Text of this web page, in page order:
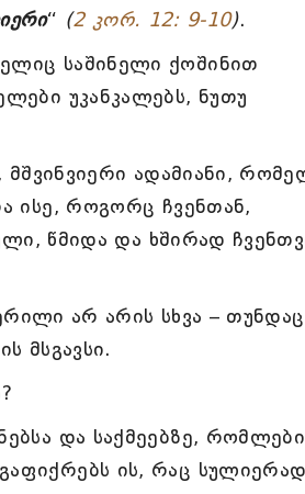
“ (2 კორ. 12: 9-10).
საშინელი ქოშინით
უკანკალებს, ნუთუ
ადამიანი,
ისე, როგორც ჩვენთან,
წმიდა და ხშირად
არ არის სხვა – თუნდაც
მსგავსი.
და საქმეებზე,
ის, რაც სულიერად